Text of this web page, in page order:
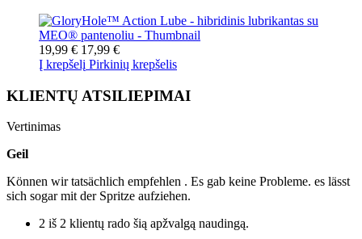
19,99 € 17,99 €
Į krepšelį Pirkinių krepšelis
KLIENTŲ ATSILIEPIMAI
Vertinimas
Geil
Können wir tatsächlich empfehlen . Es gab keine Probleme. es lässt
sich sogar mit der Spritze aufziehen.
2 iš 2 klientų rado šią apžvalgą naudingą.